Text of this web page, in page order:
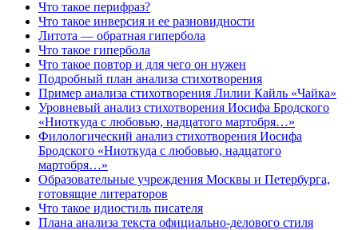
Что такое перифраз?
Что такое инверсия и ее разновидности
Литота — обратная гипербола
Что такое гипербола
Что такое повтор и для чего он нужен
Подробный план анализа стихотворения
Пример анализа стихотворения Лилии Кайль «Чайка»
Уровневый анализ стихотворения Иосифа Бродского
«Ниоткуда с любовью, надцатого мартобря…»
Филологический анализ стихотворения Иосифа
Бродского «Ниоткуда с любовью, надцатого
мартобря…»
Образовательные учреждения Москвы и Петербурга,
готовящие литераторов
Что такое идиостиль писателя
Плана анализа текста официально-делового стиля